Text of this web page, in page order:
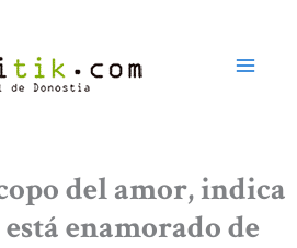
del amor, indica
enamorado de